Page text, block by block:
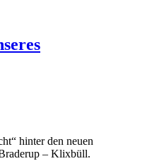
hinter den neuen
– Klixbüll.